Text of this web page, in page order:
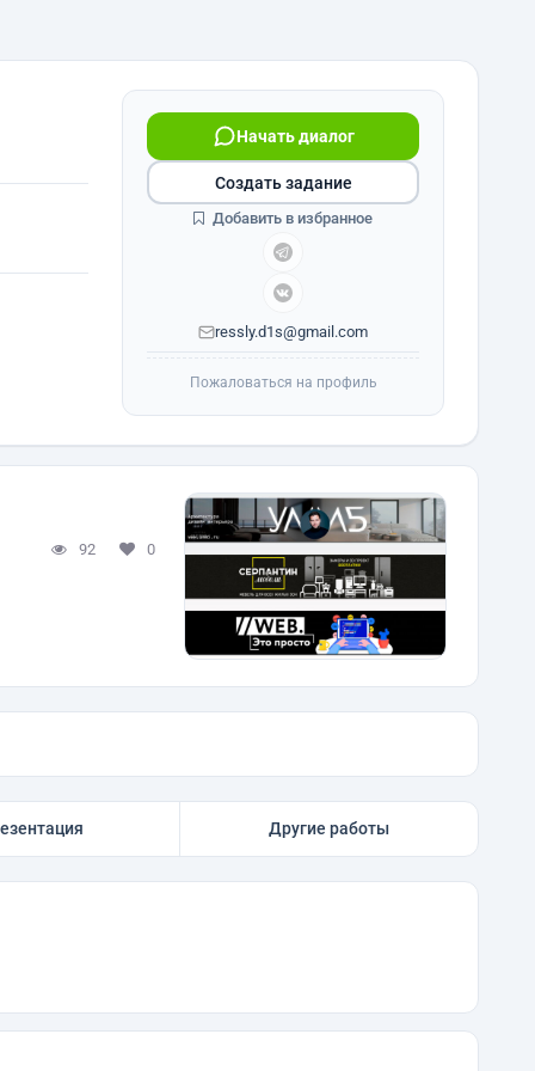
Начать диалог
ressly.d1s@gmail.com
Создать задание
Добавить в избранное
Пожаловаться на профиль
92 0
Другие работы